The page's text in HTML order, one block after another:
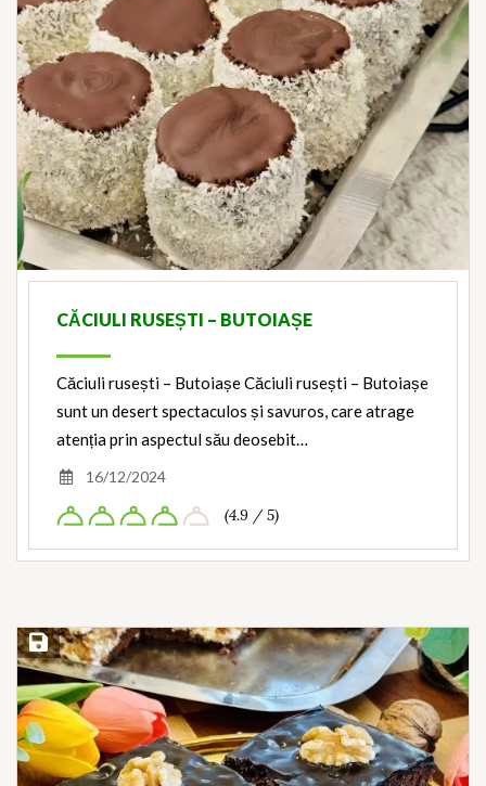
CĂCIULI RUSEȘTI – BUTOIAȘE
Căciuli rusești – Butoiașe Căciuli rusești – Butoiașe
sunt un desert spectaculos și savuros, care atrage
atenția prin aspectul său deosebit…
16/12/2024
(4.9 / 5)
Save Recipe